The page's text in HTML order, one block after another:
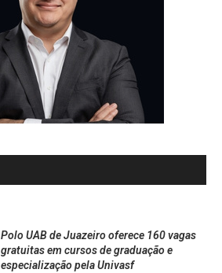
Polo UAB de Juazeiro oferece 160 vagas
gratuitas em cursos de graduação e
especialização pela Univasf